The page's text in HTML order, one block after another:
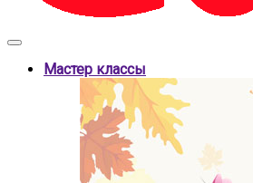
Мастер классы